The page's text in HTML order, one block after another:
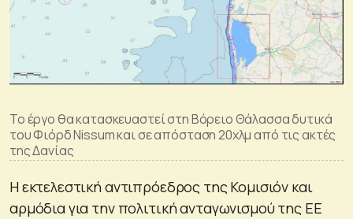
Το έργο θα κατασκευαστεί στη Βόρειο Θάλασσα δυτικά
του Φιόρδ Nissum και σε απόσταση 20χλμ από τις ακτές
της Δανίας
Η εκτελεστική αντιπρόεδρος της Κομισιόν και
αρμόδια για την πολιτική ανταγωνισμού της ΕΕ